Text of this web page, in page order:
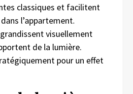
classiques et facilitent
l’appartement.
visuellement
de la lumière.
pour un effet